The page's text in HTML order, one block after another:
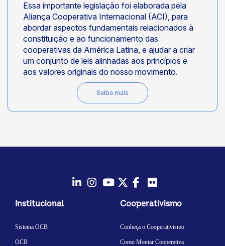
Essa importante legislação foi elaborada pela
Aliança Cooperativa Internacional (ACI), para
abordar aspectos fundamentais relacionados à
constituição e ao funcionamento das
cooperativas da América Latina, e ajudar a criar
um conjunto de leis alinhadas aos princípios e
aos valores originais do nosso movimento.
Saiba mais
Instagram
YoutubeTwitter/X
Facebook
Institucional
Sistema OCB
OCB
Cooperativismo
Conheça o Cooperativismo
Como Montar Cooperativa